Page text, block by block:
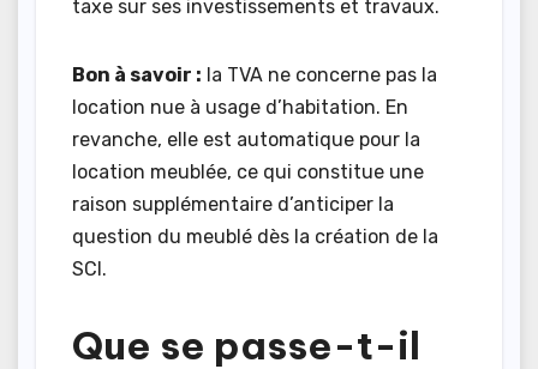
taxe sur ses investissements et travaux.
Bon à savoir : la TVA ne concerne pas la
location nue à usage d’habitation. En
revanche, elle est automatique pour la
location meublée, ce qui constitue une
raison supplémentaire d’anticiper la
question du meublé dès la création de la
SCI.
Que se passe-t-il